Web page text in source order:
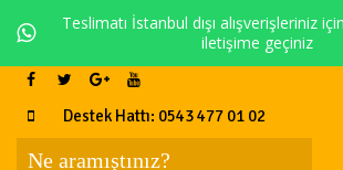
Teslimatı İstanbul dışı alışverişleriniz
iletişime geçiniz
Destek Hattı: 0543 477 01 02